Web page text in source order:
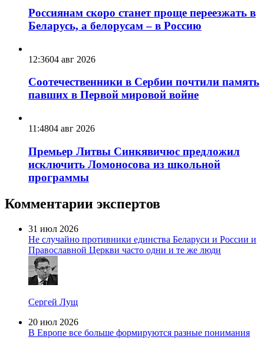
Россиянам скоро станет проще переезжать в
Беларусь, а белорусам – в Россию
12:3604 авг 2026
Соотечественники в Сербии почтили память
павших в Первой мировой войне
11:4804 авг 2026
Премьер Литвы Синкявичюс предложил
исключить Ломоносова из школьной
программы
Комментарии экспертов
31 июл 2026
Не случайно противники единства Беларуси и России и
Православной Церкви часто одни и те же люди
Сергей Лущ
20 июл 2026
В Европе все больше формируются разные понимания